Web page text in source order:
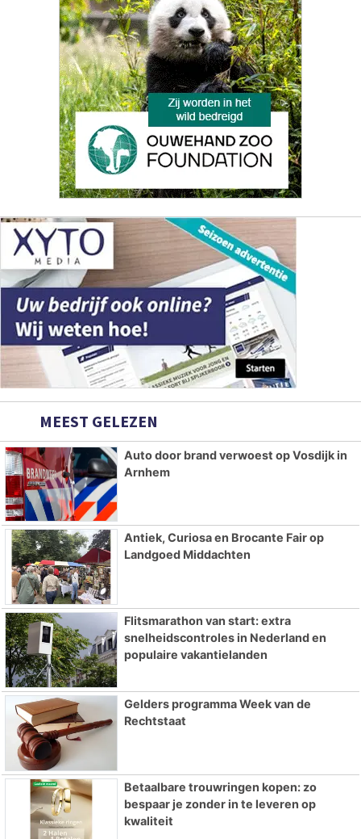
MEEST GELEZEN
Auto door brand verwoest op Vosdijk in
Arnhem
Antiek, Curiosa en Brocante Fair op
Landgoed Middachten
Flitsmarathon van start: extra
snelheidscontroles in Nederland en
populaire vakantielanden
Gelders programma Week van de
Rechtstaat
Betaalbare trouwringen kopen: zo
bespaar je zonder in te leveren op
kwaliteit